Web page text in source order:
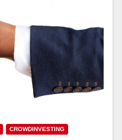
CROWDINVESTING